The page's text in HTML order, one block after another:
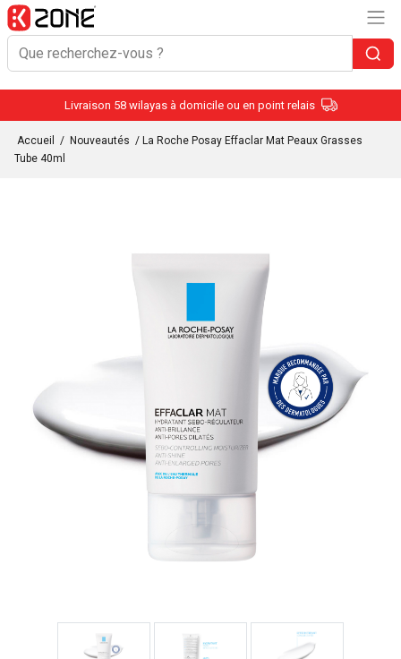
Livraison 58 wilayas à domicile ou en point relais
Accueil / Nouveautés / La Roche Posay Effaclar Mat Peaux Grasses
Tube 40ml